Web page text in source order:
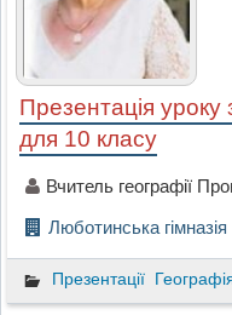
Презентація уроку
для 10 класу
Вчитель географії
Люботинська
Презентації